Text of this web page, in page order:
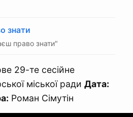
знати
право знати"
29-те сесійне
міської ради Дата:
Роман Сімутін